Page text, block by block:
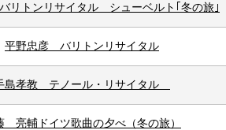
リトンリサイタル シューベルト｢冬の旅｣
平野忠彦 バリトンリサイタル
島孝教 テノール・リサイタル
亮輔ドイツ歌曲の夕べ（冬の旅）